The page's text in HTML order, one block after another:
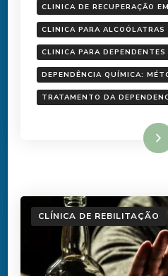
CLINICA DE RECUPERAÇÃO
CLINICA PARA ALCOÓLATRAS
CLINICA PARA DEPENDENTES
DEPENDÊNCIA QUÍMICA:
TRATAMENTO DA
Ler mais
CLÍNICA DE REBILITAÇÃO